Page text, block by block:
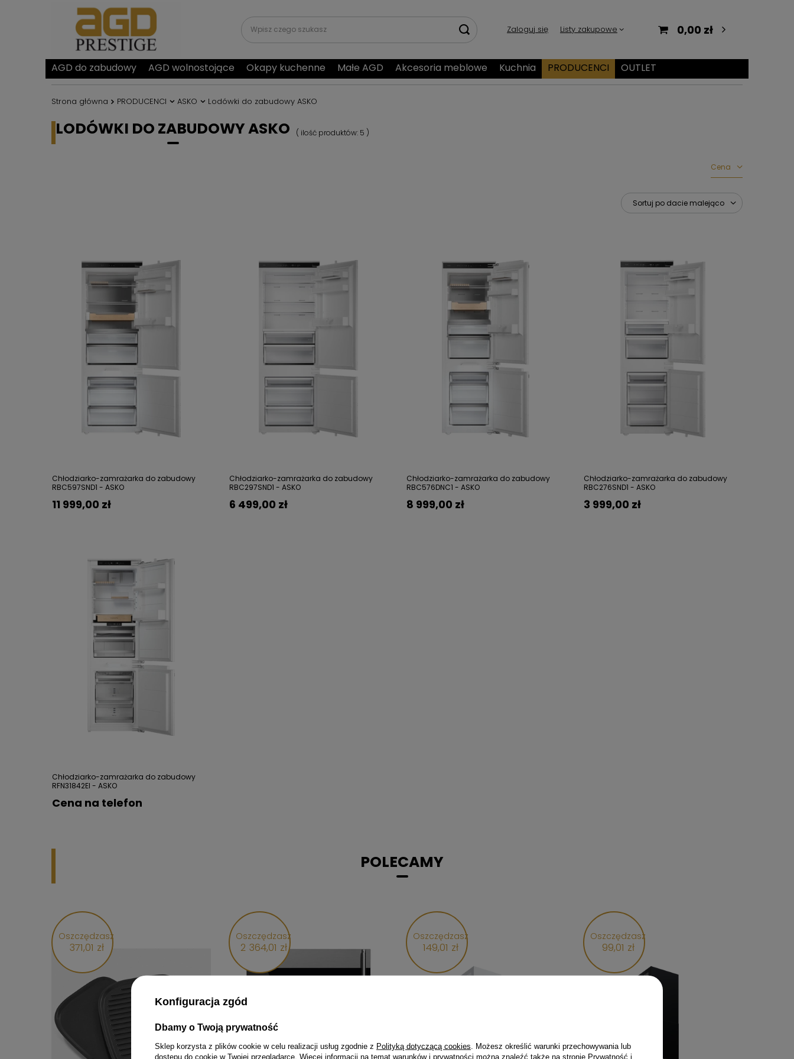
Zaloguj się Listy zakupowe 0,00 zł
AGD do zabudowy AGD wolnostojące Okapy kuchenne Małe AGD Akcesoria meblowe Kuchnia PRODUCENCI OUTLET
Strona główna PRODUCENCI ASKO Lodówki do zabudowy ASKO
LODÓWKI DO ZABUDOWY ASKO ( ilość produktów: 5 )
Cena
Sortuj po dacie malejąco
Chłodziarko-zamrażarka do zabudowy
RBC597SND1 - ASKO
11 999,00 zł
Chłodziarko-zamrażarka do zabudowy
RBC297SND1 - ASKO
6 499,00 zł
Chłodziarko-zamrażarka do zabudowy
RBC576DNC1 - ASKO
8 999,00 zł
Chłodziarko-zamrażarka do zabudowy
RBC276SND1 - ASKO
3 999,00 zł
Chłodziarko-zamrażarka do zabudowy
RFN31842EI - ASKO
Cena na telefon
POLECAMY
Oszczędzasz
371,01 zł
Oszczędzasz
2 364,01 zł
Oszczędzasz
149,01 zł
Oszczędzasz
99,01 zł
Konfiguracja zgód
Dbamy o Twoją prywatność
Sklep korzysta z plików cookie w celu realizacji usług zgodnie z Polityką dotyczącą cookies . Możesz określić warunki przechowywania lub
dostępu do cookie w Twojej przeglądarce. Więcej informacji na temat warunków i prywatności można znaleźć także na stronie Prywatność i